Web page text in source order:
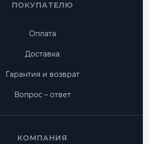
ПОКУПАТЕЛЮ
Оплата
Доставка
Гарантия и возврат
Вопрос – ответ
КОМПАНИЯ